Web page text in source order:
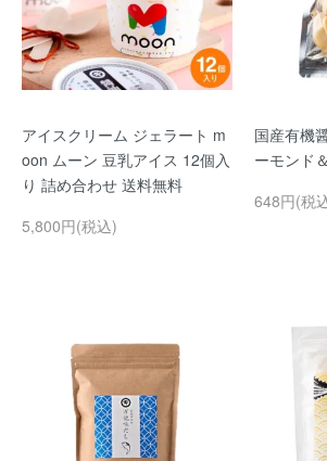
アイスクリーム ジェラート m
oon ムーン 豆乳アイス 12個入
り 詰め合わせ 送料無料
5,800円(税込)
国産有機
ーモンド
648円(税